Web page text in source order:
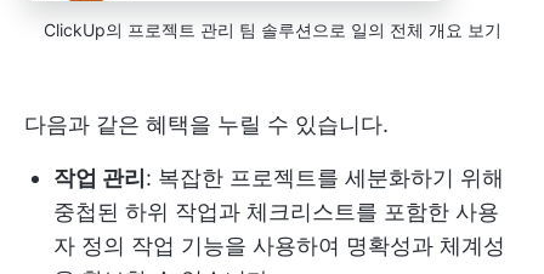
ClickUp의 프로젝트 관리 팀 솔루션으로 일의 전체 개요 보기
다음과 같은 혜택을 누릴 수 있습니다.
작업 관리 : 복잡한 프로젝트를 세분화하기 위해
중첩된 하위 작업과 체크리스트를 포함한 사용
자 정의 작업 기능을 사용하여 명확성과 체계성